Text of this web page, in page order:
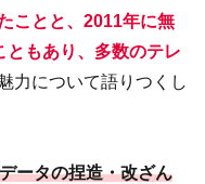
ことと、2011年に無
もあり、多数のテレ
力について語りつくし
ータの捏造・改ざん